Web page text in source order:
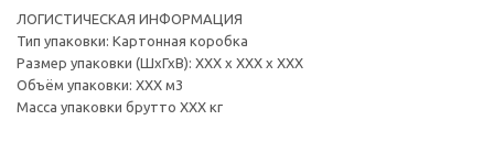
ЛОГИСТИЧЕСКАЯ ИНФОРМАЦИЯ
Тип упаковки: Картонная коробка
Размер упаковки (ШхГхВ): ХХХ х ХХХ х ХХХ
Объём упаковки: ХХХ м3
Масса упаковки брутто ХХХ кг